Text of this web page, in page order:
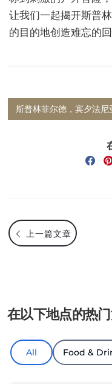
让我们一起揭开斯普
的目的地创造难忘的回
斯普林菲尔德，宾夕法
上一篇文章
在以下地点的热
All Food &